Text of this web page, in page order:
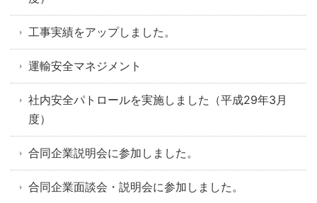
工事実績をアップしました。
運輸安全マネジメント
社内安全パトロールを実施しました（平成29年3月
度）
合同企業説明会に参加しました。
合同企業面談会・説明会に参加しました。